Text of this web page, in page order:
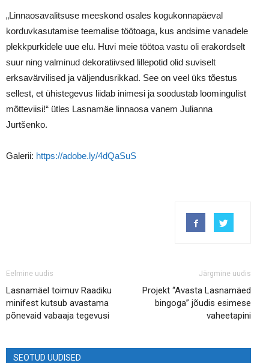
„Linnaosavalitsuse meeskond osales kogukonnapäeval
korduvkasutamise teemalise töötoaga, kus andsime vanadele
plekkpurkidele uue elu. Huvi meie töötoa vastu oli erakordselt
suur ning valminud dekoratiivsed lillepotid olid suviselt
erksavärvilised ja väljendusrikkad. See on veel üks tõestus
sellest, et ühistegevus liidab inimesi ja soodustab loomingulist
mõtteviisi!“ ütles Lasnamäe linnaosa vanem Julianna
Jurtšenko.
Galerii: https://adobe.ly/4dQaSuS
Eelmine uudis
Lasnamäel toimuv Raadiku
minifest kutsub avastama
põnevaid vabaaja tegevusi
Järgmine uudis
Projekt “Avasta Lasnamäed
bingoga” jõudis esimese
vaheetapini
SEOTUD UUDISED